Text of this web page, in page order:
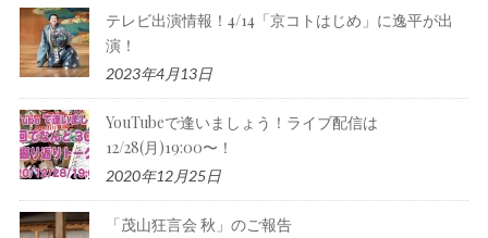
テレビ出演情報！4/14「京コトはじめ」に逸平が出
演！
2023年4月13日
YouTubeで逢いましょう！ライブ配信は
12/28(月)19:00〜！
2020年12月25日
「茂山狂言会 秋」のご報告